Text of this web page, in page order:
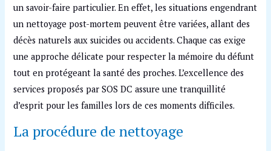
un savoir-faire particulier. En effet, les situations engendrant
un nettoyage post-mortem peuvent être variées, allant des
décès naturels aux suicides ou accidents. Chaque cas exige
une approche délicate pour respecter la mémoire du défunt
tout en protégeant la santé des proches. L’excellence des
services proposés par SOS DC assure une tranquillité
d’esprit pour les familles lors de ces moments difficiles.
La procédure de nettoyage